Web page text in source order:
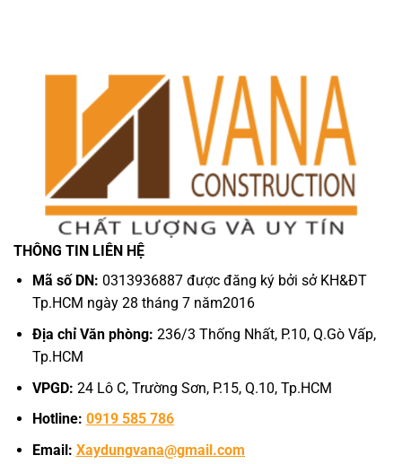
THÔNG TIN LIÊN HỆ
Mã số DN: 0313936887 được đăng ký bởi sở KH&ĐT
Tp.HCM ngày 28 tháng 7 năm2016
Địa chỉ Văn phòng: 236/3 Thống Nhất, P.10, Q.Gò Vấp,
Tp.HCM
VPGD: 24 Lô C, Trường Sơn, P.15, Q.10, Tp.HCM
Hotline: 0919 585 786
Email: Xaydungvana@gmail.com